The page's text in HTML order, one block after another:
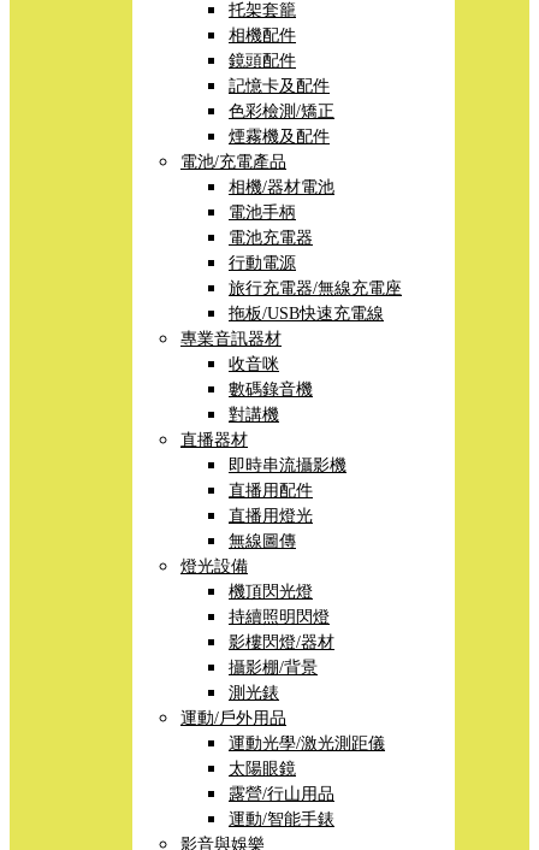
托架套籠
相機配件
鏡頭配件
記憶卡及配件
色彩檢測/矯正
煙霧機及配件
電池/充電產品
相機/器材電池
電池手柄
電池充電器
行動電源
旅行充電器/無線充電座
拖板/USB快速充電線
專業音訊器材
收音咪
數碼錄音機
對講機
直播器材
即時串流攝影機
直播用配件
直播用燈光
無線圖傳
燈光設備
機頂閃光燈
持續照明閃燈
影樓閃燈/器材
攝影棚/背景
測光錶
運動/戶外用品
運動光學/激光測距儀
太陽眼鏡
露營/行山用品
運動/智能手錶
影音與娛樂